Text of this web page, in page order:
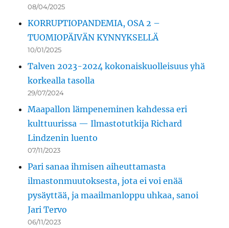
08/04/2025
KORRUPTIOPANDEMIA, OSA 2 –
TUOMIOPÄIVÄN KYNNYKSELLÄ
10/01/2025
Talven 2023-2024 kokonaiskuolleisuus yhä
korkealla tasolla
29/07/2024
Maapallon lämpeneminen kahdessa eri
kulttuurissa — Ilmastotutkija Richard
Lindzenin luento
07/11/2023
Pari sanaa ihmisen aiheuttamasta
ilmastonmuutoksesta, jota ei voi enää
pysäyttää, ja maailmanloppu uhkaa, sanoi
Jari Tervo
06/11/2023